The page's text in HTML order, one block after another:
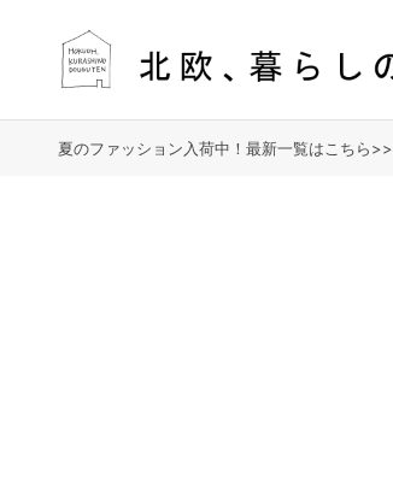
夏のファッション入荷中！最新一覧はこちら>>